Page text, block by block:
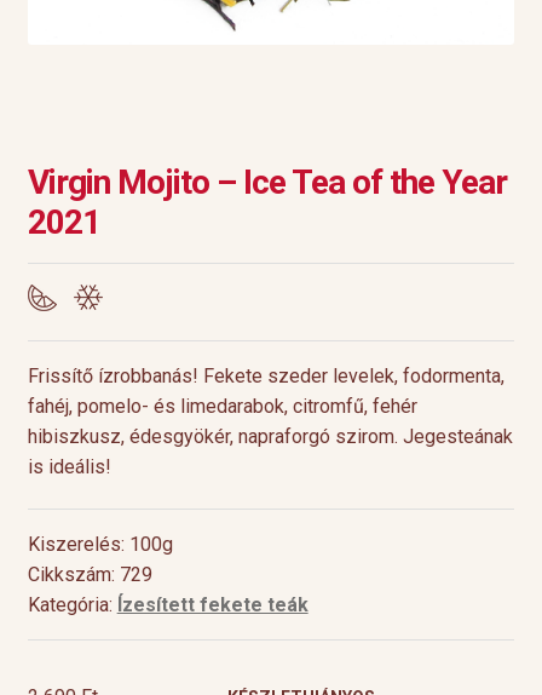
Virgin Mojito – Ice Tea of the Year
2021
Frissítő ízrobbanás! Fekete szeder levelek, fodormenta,
fahéj, pomelo- és limedarabok, citromfű, fehér
hibiszkusz, édesgyökér, napraforgó szirom. Jegesteának
is ideális!
Kiszerelés: 100g
Cikkszám: 729
Kategória: Ízesített fekete teák